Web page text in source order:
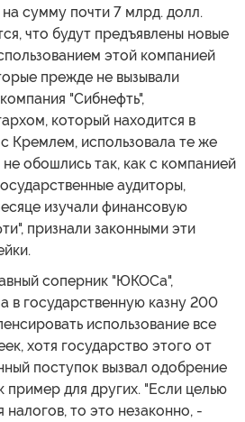
сумму почти 7 млрд. долл.
что будут предъявлены новые
этой компанией
прежде не вызывали
"Сибнефть",
который находится в
Кремлем, использовала те же
обошлись так, как с компанией
аудиторы,
изучали финансовую
признали законными эти
соперник "ЮКОСа",
в государственную казну 200
использование все
хотя государство этого от
поступок вызвал одобрение
пример для других. "Если целью
налогов, то это незаконно, -